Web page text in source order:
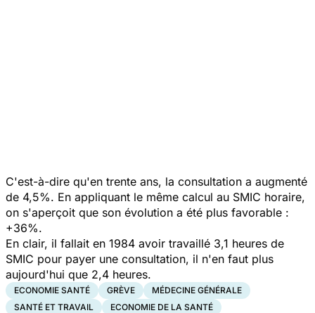
C'est-à-dire qu'en trente ans, la consultation a augmenté
de 4,5%. En appliquant le même calcul au SMIC horaire,
on s'aperçoit que son évolution a été plus favorable :
+36%.
En clair, il fallait en 1984 avoir travaillé 3,1 heures de
SMIC pour payer une consultation, il n'en faut plus
aujourd'hui que 2,4 heures.
ECONOMIE SANTÉ GRÈVE
MÉDECINE GÉNÉRALE
SANTÉ ET TRAVAIL
ECONOMIE DE LA SANTÉ